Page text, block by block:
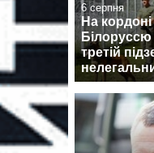
6 серпня
На
третій